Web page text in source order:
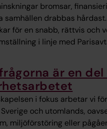
bromsar,
samhällen drabbas
för en snabb, rättvis och
i linje med
är en del
i fokus arbetar vi
och utomlands,
miljöförstöring eller